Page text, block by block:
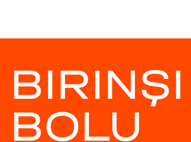
BIRINŞI
BOLU